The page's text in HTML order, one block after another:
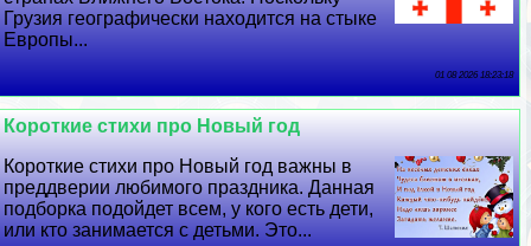
Грузия географически находится на стыке
Европы...
01 08 2026 18:23:18
Короткие стихи про Новый год
Короткие стихи про Новый год важны в
преддверии любимого праздника. Данная
подборка подойдет всем, у кого есть дети,
или кто занимается с детьми. Это...